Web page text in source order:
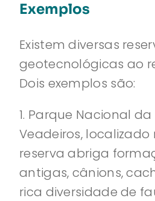
Exemplos
Existem diversas
geotecnológicas ao
Dois exemplos são:
1. Parque Nacional
Veadeiros, localizado
reserva abriga
antigas, cânions,
rica diversidade de